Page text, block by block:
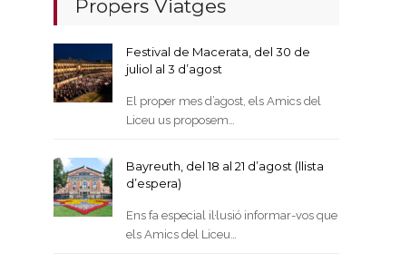
Propers Viatges
Festival de Macerata, del 30 de
juliol al 3 d’agost
El proper mes d’agost, els Amics del
Liceu us proposem…
Bayreuth, del 18 al 21 d’agost (llista
d’espera)
Ens fa especial il·lusió informar-vos que
els Amics del Liceu…